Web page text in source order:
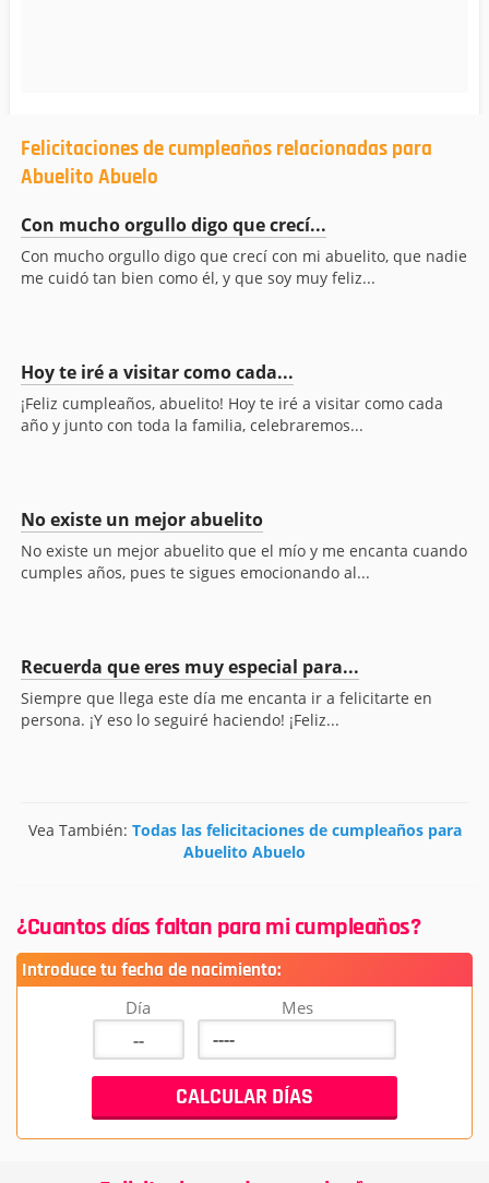
Felicitaciones de cumpleaños relacionadas para
Abuelito Abuelo
Con mucho orgullo digo que crecí...
Con mucho orgullo digo que crecí con mi abuelito, que nadie
me cuidó tan bien como él, y que soy muy feliz...
Hoy te iré a visitar como cada...
¡Feliz cumpleaños, abuelito! Hoy te iré a visitar como cada
año y junto con toda la familia, celebraremos...
No existe un mejor abuelito
No existe un mejor abuelito que el mío y me encanta cuando
cumples años, pues te sigues emocionando al...
Recuerda que eres muy especial para...
Siempre que llega este día me encanta ir a felicitarte en
persona. ¡Y eso lo seguiré haciendo! ¡Feliz...
Vea También: Todas las felicitaciones de cumpleaños para
Abuelito Abuelo
¿Cuantos días faltan para mi cumpleaños?
Introduce tu fecha de nacimiento:
Día Mes